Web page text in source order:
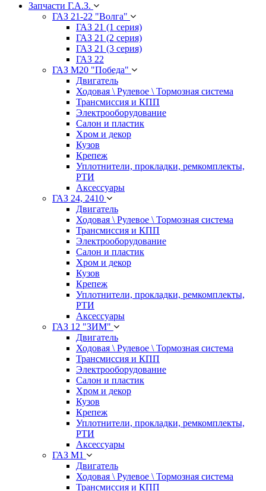
Запчасти Г.А.З.
ГАЗ 21-22 "Волга"
ГАЗ 21 (1 серия)
ГАЗ 21 (2 серия)
ГАЗ 21 (3 серия)
ГАЗ 22
ГАЗ М20 "Победа"
Двигатель
Ходовая \ Рулевое \ Тормозная система
Трансмиссия и КПП
Электрооборудование
Салон и пластик
Хром и декор
Кузов
Крепеж
Уплотнители, прокладки, ремкомплекты,
РТИ
Аксессуары
ГАЗ 24, 2410
Двигатель
Ходовая \ Рулевое \ Тормозная система
Трансмиссия и КПП
Электрооборудование
Салон и пластик
Хром и декор
Кузов
Крепеж
Уплотнители, прокладки, ремкомплекты,
РТИ
Аксессуары
ГАЗ 12 "ЗИМ"
Двигатель
Ходовая \ Рулевое \ Тормозная система
Трансмиссия и КПП
Электрооборудование
Салон и пластик
Хром и декор
Кузов
Крепеж
Уплотнители, прокладки, ремкомплекты,
РТИ
Аксессуары
ГАЗ М1
Двигатель
Ходовая \ Рулевое \ Тормозная система
Трансмиссия и КПП